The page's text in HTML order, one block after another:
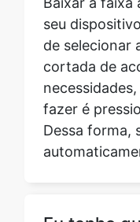
fazer é
Dessa forma,
Eu tenho